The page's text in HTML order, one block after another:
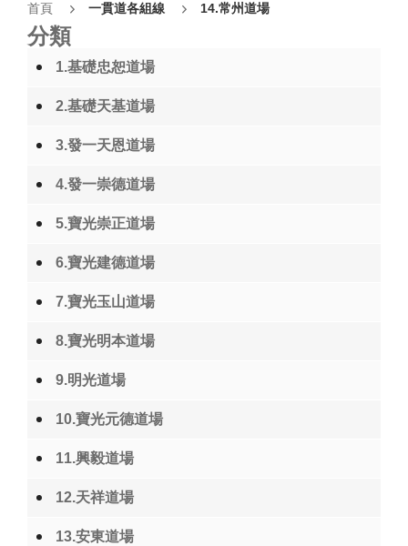
首頁 一貫道各組線 14.常州道場
分類
1.基礎忠恕道場
2.基礎天基道場
3.發一天恩道場
4.發一崇德道場
5.寶光崇正道場
6.寶光建德道場
7.寶光玉山道場
8.寶光明本道場
9.明光道場
10.寶光元德道場
11.興毅道場
12.天祥道場
13.安東道場